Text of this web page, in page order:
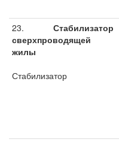
23. Стабилизатор
сверхпроводящей
жилы
Стабилизатор